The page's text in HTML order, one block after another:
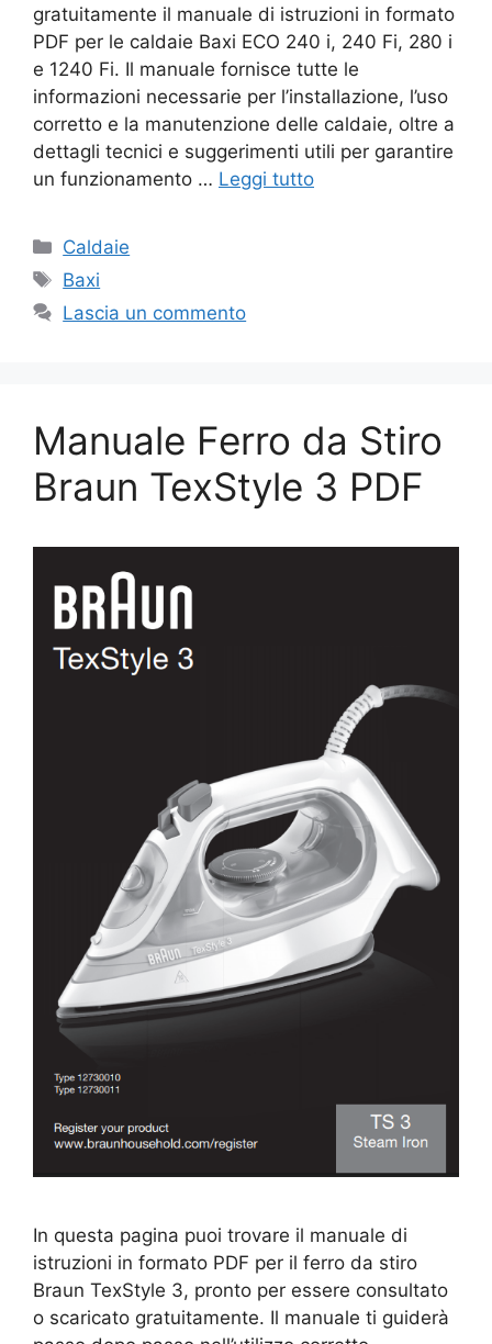
gratuitamente il manuale di istruzioni in formato
PDF per le caldaie Baxi ECO 240 i, 240 Fi, 280 i
e 1240 Fi. Il manuale fornisce tutte le
informazioni necessarie per l’installazione, l’uso
corretto e la manutenzione delle caldaie, oltre a
dettagli tecnici e suggerimenti utili per garantire
un funzionamento … Leggi tutto
Categorie
Caldaie
Tag
Baxi
Lascia un commento
Manuale Ferro da Stiro
Braun TexStyle 3 PDF
In questa pagina puoi trovare il manuale di
istruzioni in formato PDF per il ferro da stiro
Braun TexStyle 3, pronto per essere consultato
o scaricato gratuitamente. Il manuale ti guiderà